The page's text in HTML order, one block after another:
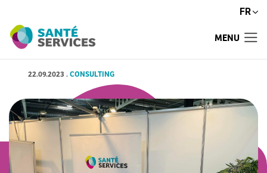
FR
MENU
22.09.2023 .CONSULTING